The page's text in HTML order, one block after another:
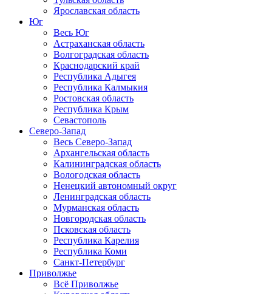
Ярославская область
Юг
Весь Юг
Астраханская область
Волгоградская область
Краснодарский край
Республика Адыгея
Республика Калмыкия
Ростовская область
Республика Крым
Севастополь
Северо-Запад
Весь Северо-Запад
Архангельская область
Калининградская область
Вологодская область
Ненецкий автономный округ
Ленинградская область
Мурманская область
Новгородская область
Псковская область
Республика Карелия
Республика Коми
Санкт-Петербург
Приволжье
Всё Приволжье